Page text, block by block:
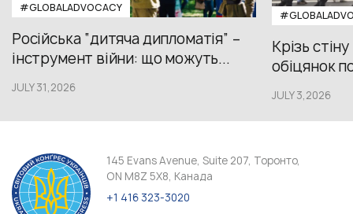
#GLOBALADVOCACY
Російська “дитяча дипломатія” –
інструмент війни: що можуть...
JULY 31,2026
Крізь
обіцянок
JULY 3,2026
145 Evans Avenue, Suite 207, Торонто,
ON M8Z 5X8, Канада
+1 416 323-3020